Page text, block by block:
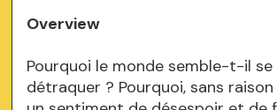
Overview
Pourquoi le monde semble-t-il se
détraquer ? Pourquoi, sans